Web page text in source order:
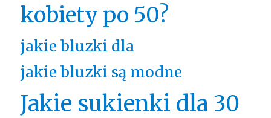
kobiety po 50?
jakie bluzki dla
jakie bluzki są modne
Jakie sukienki dla 30